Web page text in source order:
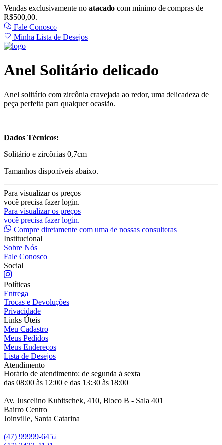
Vendas exclusivamente no atacado com mínimo de compras de
R$500,00.
Fale Conosco
Minha Lista de Desejos
Anel Solitário delicado
Anel solitário com zircônia cravejada ao redor, uma delicadeza de
peça perfeita para qualquer ocasião.
Dados Técnicos:
Solitário e zircônias 0,7cm
Tamanhos disponíveis abaixo.
Para visualizar os preços
você precisa fazer login.
Para visualizar os preços
você precisa fazer login.
Compre diretamente com uma de nossas consultoras
Institucional
Sobre Nós
Fale Conosco
Social
Políticas
Entrega
Trocas e Devoluções
Privacidade
Links Úteis
Meu Cadastro
Meus Pedidos
Meus Endereços
Lista de Desejos
Atendimento
Horário de atendimento: de segunda à sexta
das 08:00 às 12:00 e das 13:30 às 18:00
Av. Juscelino Kubitschek, 410, Bloco B - Sala 401
Bairro Centro
Joinville, Santa Catarina
(47) 99999-6452